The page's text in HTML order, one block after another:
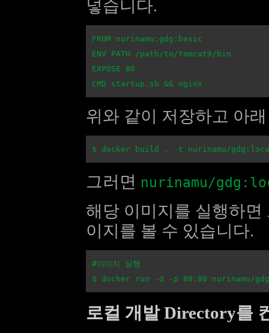
넣습니다.
FROM nurinamu:gdg:basic
ENV PATH /path/to/tomcat9/bin
EXPOSE 80
위와 같이 저장하고 아
그러면 nurinamu/
해당 이미지를 실행하
이지를 볼 수 있습니다.
#이미지 실행
로컬 개발 Directory를